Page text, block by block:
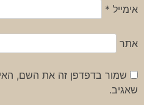
אימייל *
אתר
שמור בדפדפן זה את השם,
שאגיב.